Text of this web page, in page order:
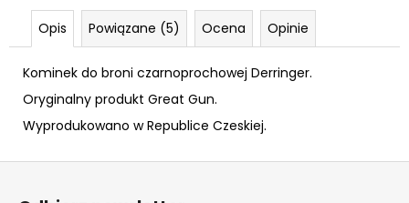
Opis Powiązane (5) Ocena Opinie
Kominek do broni czarnoprochowej Derringer.
Oryginalny produkt Great Gun.
Wyprodukowano w Republice Czeskiej.
6MM
FLOBERT
KRÓTKIE100KS
103
zł
S